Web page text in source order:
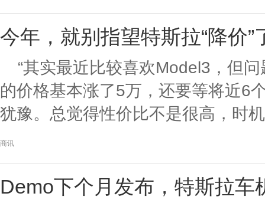
今年，就别指望特斯拉“降价”
“其实最近比较喜欢Model3，但
的价格基本涨了5万，还要等将近6
犹豫。总觉得性价比不是很高，时
商讯
Demo下个月发布，特斯拉车